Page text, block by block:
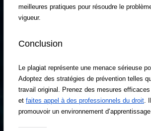
meilleures pratiques pour résoudre le
vigueur.
Conclusion
Le plagiat représente une menace sérieuse
Adoptez des stratégies de prévention telles
travail original. Prenez des mesures
et faites appel à des professionnels du droit.
promouvoir un environnement